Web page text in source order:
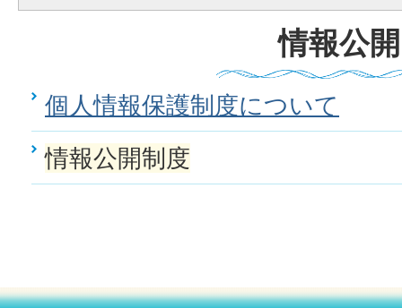
情報公開
個人情報保護制度について
情報公開制度